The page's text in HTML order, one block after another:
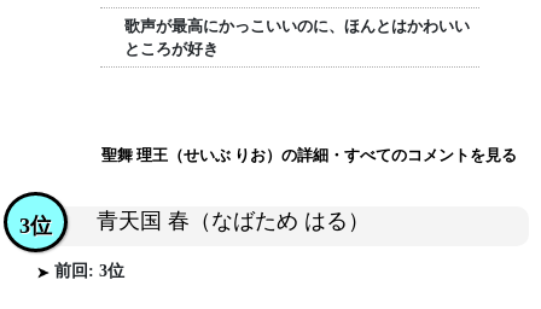
歌声が最高にかっこいいのに、ほんとはかわいい
ところが好き
聖舞 理王（せいぶ りお）の詳細・すべてのコメントを見る
青天国 春（なばため はる）
3位
前回: 3位